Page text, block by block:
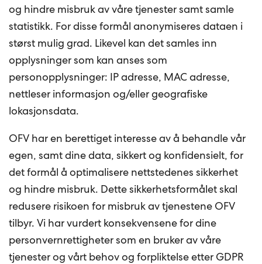
og hindre misbruk av våre tjenester samt samle
statistikk. For disse formål anonymiseres dataen i
størst mulig grad. Likevel kan det samles inn
opplysninger som kan anses som
personopplysninger: IP adresse, MAC adresse,
nettleser informasjon og/eller geografiske
lokasjonsdata.
OFV har en berettiget interesse av å behandle vår
egen, samt dine data, sikkert og konfidensielt, for
det formål å optimalisere nettstedenes sikkerhet
og hindre misbruk. Dette sikkerhetsformålet skal
redusere risikoen for misbruk av tjenestene OFV
tilbyr. Vi har vurdert konsekvensene for dine
personvernrettigheter som en bruker av våre
tjenester og vårt behov og forpliktelse etter GDPR